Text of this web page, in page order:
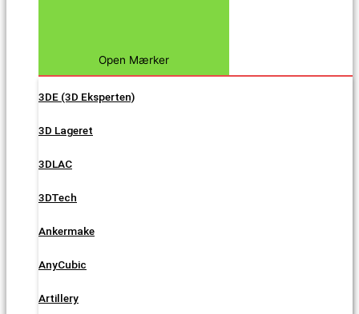
Open Mærker
3DE (3D Eksperten)
3D Lageret
3DLAC
3DTech
Ankermake
AnyCubic
Artillery